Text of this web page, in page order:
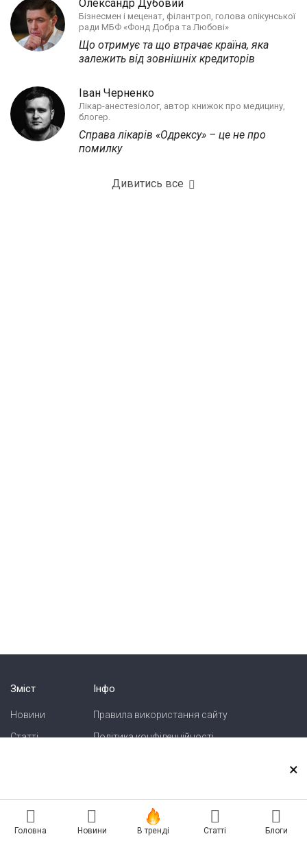
Олександр Дубовий
Бізнесмен і меценат, філантроп, голова опікунської
ради МБФ «Фонд Добра та Любові»
Що отримує та що втрачає країна, яка
залежить від зовнішніх кредиторів
Іван Черненко
Лікар-анестезіолог, автор книжок про медицину,
блогер.
Справа лікарів «Одрексу» – це не про
помилку
Дивитись все
Зміст
Новини
Статті
Інфо
Правила використання сайту
Політика конфіденційності
Реклама на сайті
×
Головна Новини В тренді Статті Блоги